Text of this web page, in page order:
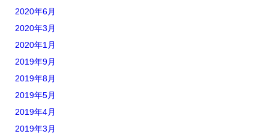
2020年6月
2020年3月
2020年1月
2019年9月
2019年8月
2019年5月
2019年4月
2019年3月